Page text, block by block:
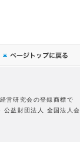
営研究会の登録商標で
益財団法人 全国法人会